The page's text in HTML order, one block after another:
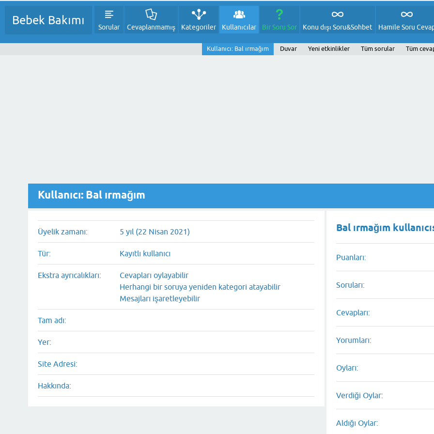
Bebek Bakımı
Sorular Cevaplanmamış Kategoriler Kullanıcılar Bir Soru Sor Konu dışı Soru&Sohbet Hamile Soru
Kullanıcı: Bal ırmağım Duvar Yeni etkinlikler Tüm sorular Tüm
Kullanıcı: Bal ırmağım
Üyelik zamanı: 5 yıl (22 Nisan 2021)
Tür: Kayıtlı kullanıcı
Ekstra ayrıcalıkları:
Cevapları oylayabilir
Herhangi bir soruya yeniden kategori atayabilir
Mesajları işaretleyebilir
Tam adı:
Yer:
Site Adresi:
Hakkında:
Bal ırmağım
Puanları:
Soruları:
Cevapları:
Yorumları:
Oyları:
Verdiği Oylar:
Aldığı Oylar: